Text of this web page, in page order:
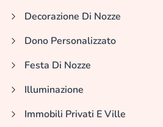
Decorazione Di Nozze
Dono Personalizzato
Festa Di Nozze
Illuminazione
Immobili Privati E Ville